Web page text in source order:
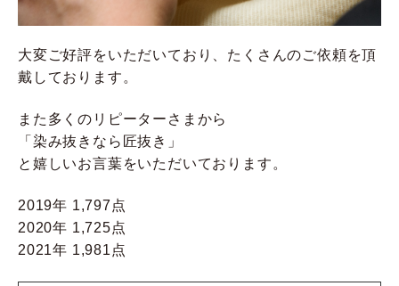
大変ご好評をいただいており、たくさんのご依頼を頂
戴しております。
また多くのリピーターさまから
「染み抜きなら匠抜き」
と嬉しいお言葉をいただいております。
2019年 1,797点
2020年 1,725点
2021年 1,981点